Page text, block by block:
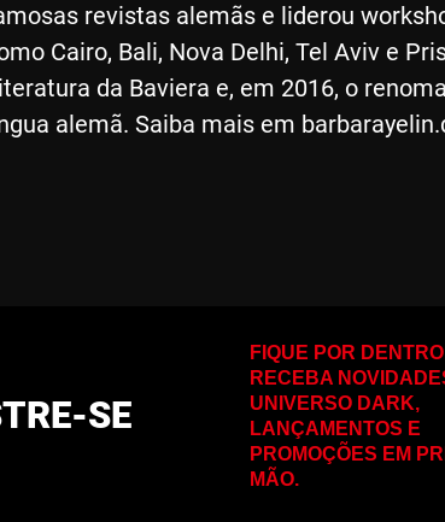
revistas alemãs e liderou
Cairo, Bali, Nova Delhi, Tel Aviv e
da Baviera e, em 2016, o
alemã. Saiba mais em
SE
FIQUE POR
RECEBA
UNIVERSO DARK,
LANÇAMENTOS E
PROMOÇÕES EM
MÃO.